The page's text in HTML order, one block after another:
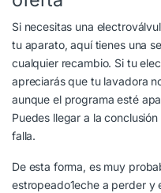
Si necesitas una
tu aparato, aquí tienes una
cualquier recambio. Si tu
apreciarás que tu lavadora
aunque el programa esté
Puedes llegar a la
falla.
De esta forma, es muy
estropeado1eche a perder y